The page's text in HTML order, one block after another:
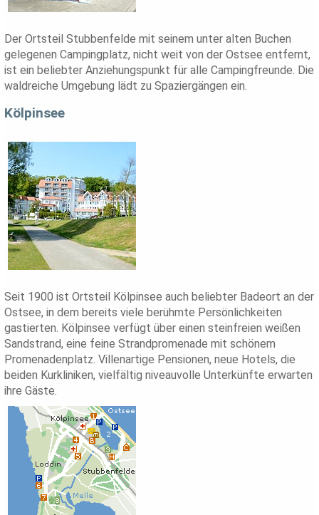
Der Ortsteil Stubbenfelde mit seinem unter alten Buchen
gelegenen Campingplatz, nicht weit von der Ostsee entfernt,
ist ein beliebter Anziehungspunkt für alle Campingfreunde. Die
waldreiche Umgebung lädt zu Spaziergängen ein.
Kölpinsee
Seit 1900 ist Ortsteil Kölpinsee auch beliebter Badeort an der
Ostsee, in dem bereits viele berühmte Persönlichkeiten
gastierten. Kölpinsee verfügt über einen steinfreien weißen
Sandstrand, eine feine Strandpromenade mit schönem
Promenadenplatz. Villenartige Pensionen, neue Hotels, die
beiden Kurkliniken, vielfältig niveauvolle Unterkünfte erwarten
ihre Gäste.